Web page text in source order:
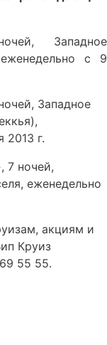
Западное
с 9
Западное
2013 г.
, 7 ночей,
еженедельно
акциям и
Круиз
55 55.